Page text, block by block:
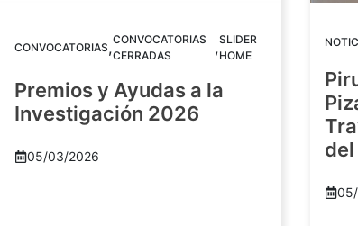
CONVOCATORIAS,CONVOCATORIAS
CERRADAS
,SLIDER
HOME
Premios y Ayudas a la
Investigación 2026
05/03/2026
del